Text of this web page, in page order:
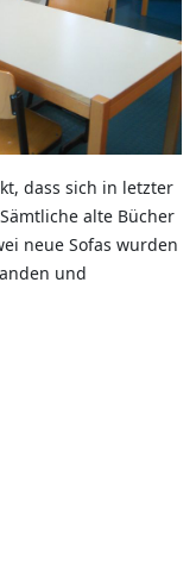
dass sich in letzter
Sämtliche alte Bücher
neue Sofas wurden
und